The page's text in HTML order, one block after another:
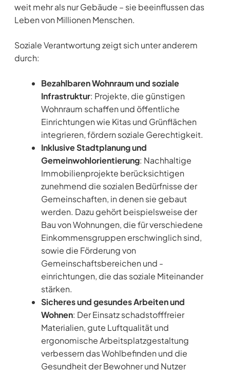
weit mehr als nur Gebäude – sie beeinflussen das
Leben von Millionen Menschen.
Soziale Verantwortung zeigt sich unter anderem
durch:
Bezahlbaren Wohnraum und soziale
Infrastruktur: Projekte, die günstigen
Wohnraum schaffen und öffentliche
Einrichtungen wie Kitas und Grünflächen
integrieren, fördern soziale Gerechtigkeit.
Inklusive Stadtplanung und
Gemeinwohlorientierung: Nachhaltige
Immobilienprojekte berücksichtigen
zunehmend die sozialen Bedürfnisse der
Gemeinschaften, in denen sie gebaut
werden. Dazu gehört beispielsweise der
Bau von Wohnungen, die für verschiedene
Einkommensgruppen erschwinglich sind,
sowie die Förderung von
Gemeinschaftsbereichen und -
einrichtungen, die das soziale Miteinander
stärken.
Sicheres und gesundes Arbeiten und
Wohnen: Der Einsatz schadstofffreier
Materialien, gute Luftqualität und
ergonomische Arbeitsplatzgestaltung
verbessern das Wohlbefinden und die
Gesundheit der Bewohner und Nutzer